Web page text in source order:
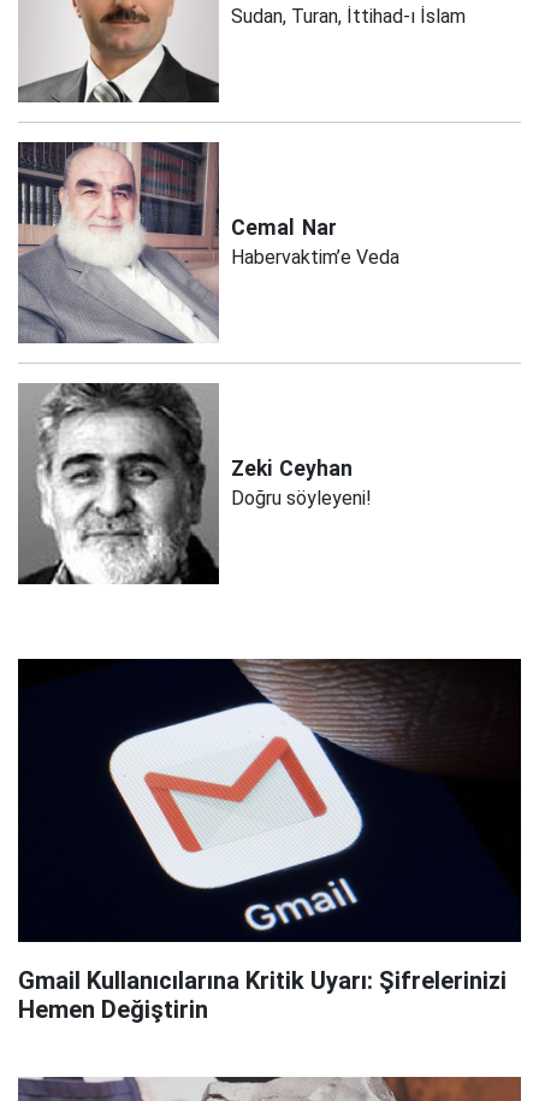
Sudan, Turan, İttihad-ı İslam
Cemal Nar
Habervaktim’e Veda
Zeki Ceyhan
Doğru söyleyeni!
Gmail Kullanıcılarına Kritik Uyarı: Şifrelerinizi
Hemen Değiştirin